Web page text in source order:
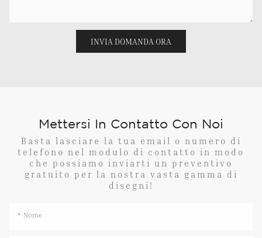
INVIA DOMANDA ORA
Mettersi In Contatto Con Noi
Basta lasciare la tua email o numero di
telefono nel modulo di contatto in modo
che possiamo inviarti un preventivo
gratuito per la nostra vasta gamma di
disegni!
Nome